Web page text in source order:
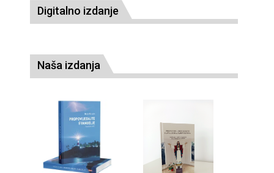
Digitalno izdanje
Naša izdanja